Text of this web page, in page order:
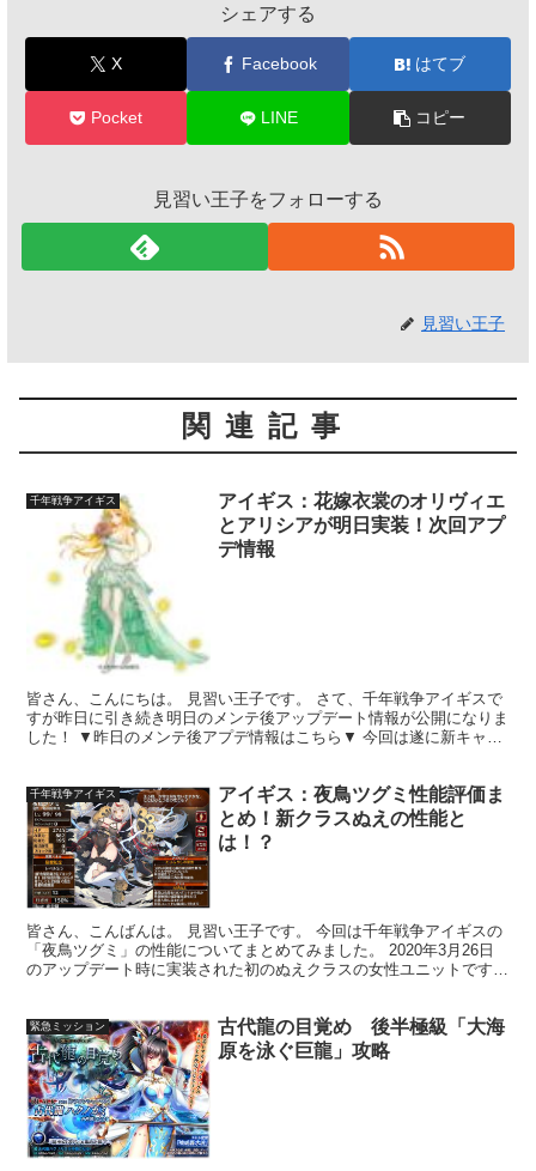
シェアする
X Facebook はてブ
Pocket LINE コピー
見習い王子をフォローする
見習い王子
関連記事
千年戦争アイギス
アイギス：花嫁衣裳のオリヴィエ
とアリシアが明日実装！次回アプ
デ情報
皆さん、こんにちは。 見習い王子です。 さて、千年戦争アイギスで
すが昨日に引き続き明日のメンテ後アップデート情報が公開になりま
した！ ▼昨日のメンテ後アプデ情報はこちら▼ 今回は遂に新キャラ
千年戦争アイギス
アイギス：夜鳥ツグミ性能評価ま
とめ！新クラスぬえの性能と
は！？
皆さん、こんばんは。 見習い王子です。 今回は千年戦争アイギスの
「夜鳥ツグミ」の性能についてまとめてみました。 2020年3月26日
のアップデート時に実装された初のぬえクラスの女性ユニットです。
緊急ミッション
古代龍の目覚め 後半極級「大海
原を泳ぐ巨龍」攻略